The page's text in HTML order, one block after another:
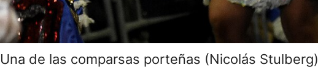
Una de las comparsas porteñas (Nicolás Stulberg)